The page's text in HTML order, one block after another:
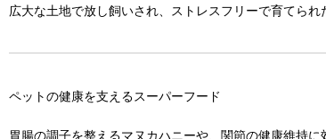
広大な土地で放し飼いされ、ストレスフリーで育てら
ペットの健康を支えるスーパーフード
胃腸の調子を整えるマヌカハニーや、関節の健康維持